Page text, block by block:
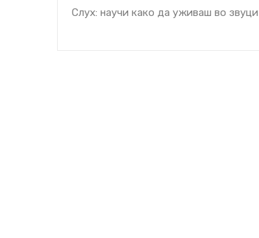
Слух: научи како да уживаш во